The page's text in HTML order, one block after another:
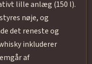
lille anlæg (150 l).
nøje, og
det reneste og
inkluderer
af